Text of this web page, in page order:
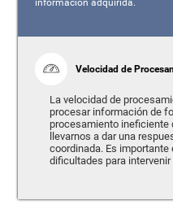
Velocidad de
La velocidad de
procesar información de
procesamiento ineficiente
llevarnos a dar una
coordinada. Es importante
dificultades para